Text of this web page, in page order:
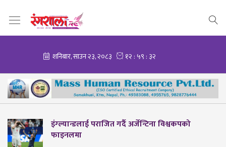
नेपाल ब्याडमिन्टन संघको वार्षिक साधारण